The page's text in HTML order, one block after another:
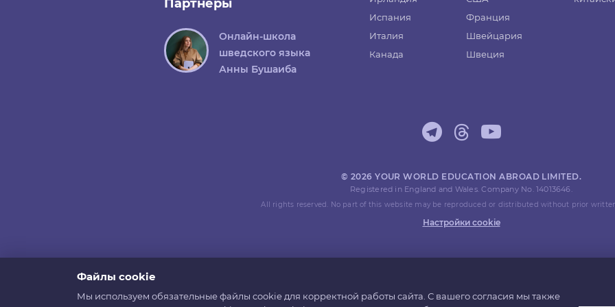
Партнеры
Онлайн-школа
шведского языка
Анны Бушаиба
Испания
Италия
Канада
Франция
Швейцария
Швеция
© 2026 YOUR WORLD EDUCATION ABROAD LIMITED.
Registered in England and Wales. Company No. 14013646.
All rights reserved. No part of this website may be reproduced or distributed without prior
Настройки cookie
Файлы cookie
Мы используем обязательные файлы cookie для корректной работы сайта. С вашего согласия мы также